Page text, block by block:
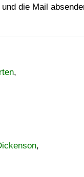
die Mail
,
,